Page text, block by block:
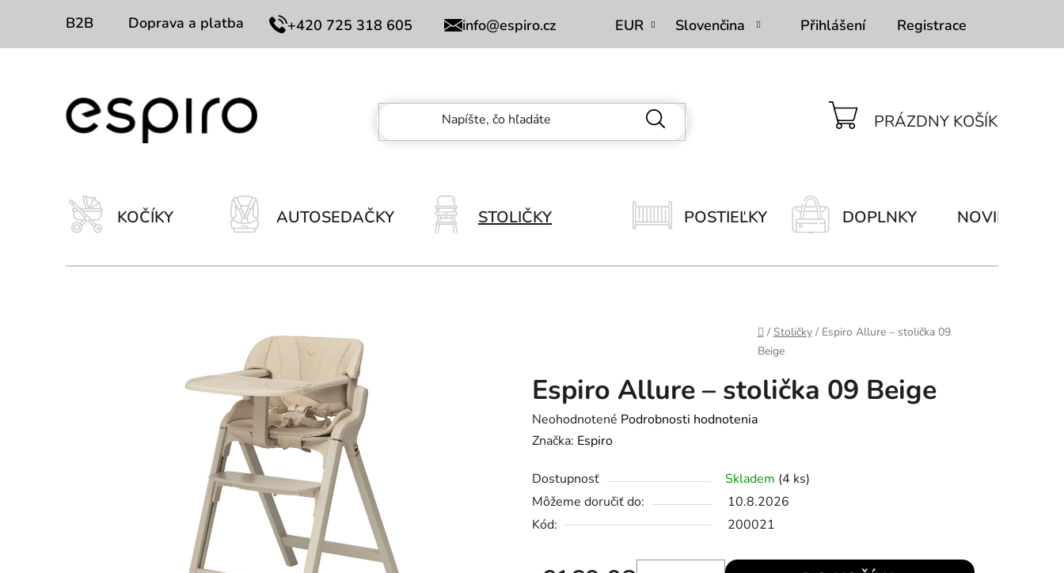
B2B Doprava a platba Kontakty Obchodní podmínky
+420 725 318 605 info@espiro.cz EUR Slovenčina Přihlášení Registrace
PRÁZDNY KOŠÍK
KOČÍKY AUTOSEDAČKY STOLIČKY POSTIEĽKY DOPLNKY NOVINKY
Domov
/ Stoličky / Espiro Allure – stolička 09
Beige
Espiro Allure – stolička 09 Beige
Priemerné
hodnotenie
je
0,0
z
hviezdičiek.
Neohodnotené Podrobnosti hodnotenia
Značka: Espiro
Dostupnosť Skladem (4 ks)
Môžeme doručiť do:
10.8.2026
Kód:
200021